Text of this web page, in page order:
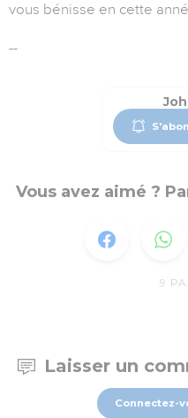
vous bénisse en cette
--
Vous avez aimé ?
9
Laisser un
Connectez-